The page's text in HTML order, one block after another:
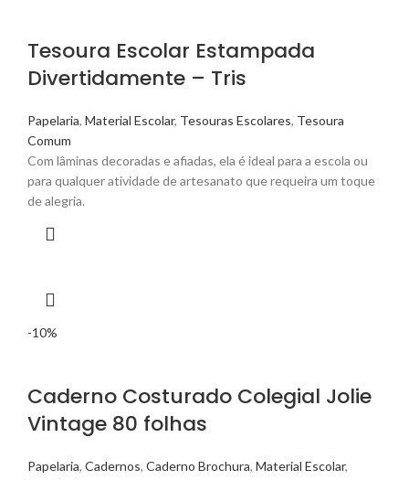
Tesoura Escolar Estampada
Divertidamente – Tris
Papelaria, Material Escolar, Tesouras Escolares, Tesoura
Comum
Com lâminas decoradas e afiadas, ela é ideal para a escola ou
para qualquer atividade de artesanato que requeira um toque
de alegria.
-10%
Caderno Costurado Colegial Jolie
Vintage 80 folhas
Papelaria, Cadernos, Caderno Brochura, Material Escolar,